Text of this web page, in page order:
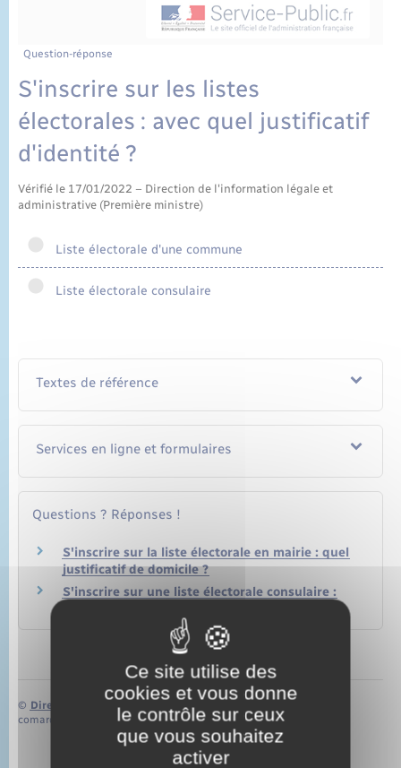
Question-réponse
S'inscrire sur les listes
électorales : avec quel justificatif
d'identité ?
Vérifié le 17/01/2022 – Direction de l'information légale et
administrative (Première ministre)
Liste électorale d'une commune
Liste électorale consulaire
Textes de référence
Services en ligne et formulaires
Questions ? Réponses !
S'inscrire sur la liste électorale en mairie : quel
justificatif de domicile ?
S'inscrire sur une liste électorale consulaire :
© Direction de l’information légale et administrative
comarquage developpé parbaseo.io
Ce site utilise des
cookies et vous donne
le contrôle sur ceux
que vous souhaitez
activer